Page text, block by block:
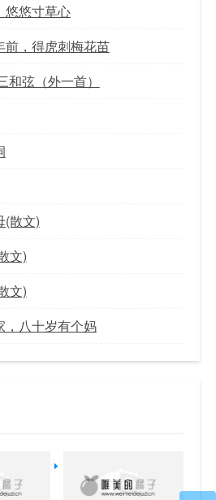
悠悠寸草心
前，得虎刺梅花苗
和弦（外一首）
(散文)
文)
文)
，八十岁有个妈